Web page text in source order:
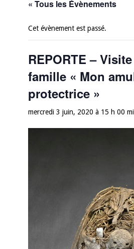
« Tous les Évènements
Cet évènement est passé.
REPORTE –
famille « Mon
protectrice »
mercredi 3 juin, 2020 à 15 h 00